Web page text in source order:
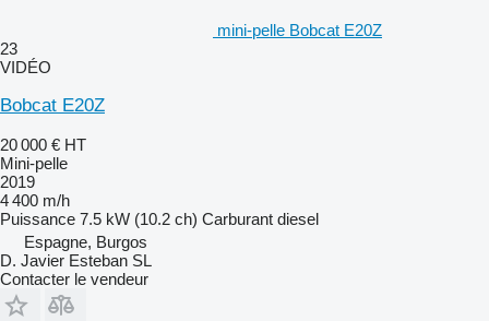
mini-pelle Bobcat E20Z
23
VIDÉO
Bobcat E20Z
20 000 € HT
Mini-pelle
2019
4 400 m/h
Puissance 7.5 kW (10.2 ch) Carburant diesel
Espagne, Burgos
D. Javier Esteban SL
Contacter le vendeur